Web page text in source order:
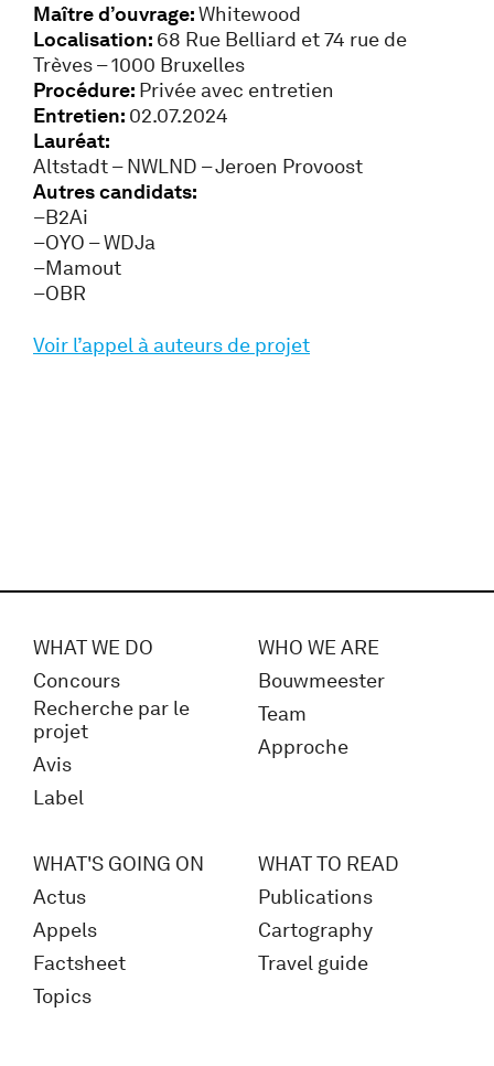
Maître d’ouvrage:Whitewood
Localisation: 68 Rue Belliard et 74 rue de
Trèves – 1000 Bruxelles
Procédure: Privée avec entretien
Entretien: 02.07.2024
Lauréat:
Altstadt – NWLND – Jeroen Provoost
Autres candidats:
–B2Ai
–OYO – WDJa
–Mamout
–OBR
Voir l’appel à auteurs de projet
WHAT WE DO
Concours
Recherche par le
projet
Avis
Label
WHO WE ARE
Bouwmeester
Team
Approche
WHAT'S GOING ON
Actus
Appels
Factsheet
Topics
WHAT TO READ
Publications
Cartography
Travel guide